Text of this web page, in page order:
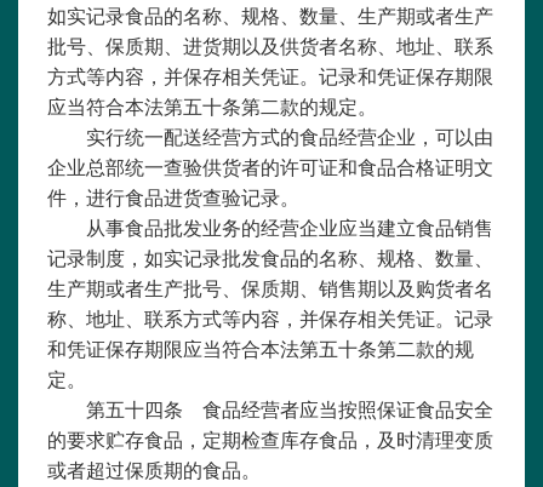
如实记录食品的名称、规格、数量、生产期或者生产
批号、保质期、进货期以及供货者名称、地址、联系
方式等内容，并保存相关凭证。记录和凭证保存期限
应当符合本法第五十条第二款的规定。
实行统一配送经营方式的食品经营企业，可以由
企业总部统一查验供货者的许可证和食品合格证明文
件，进行食品进货查验记录。
从事食品批发业务的经营企业应当建立食品销售
记录制度，如实记录批发食品的名称、规格、数量、
生产期或者生产批号、保质期、销售期以及购货者名
称、地址、联系方式等内容，并保存相关凭证。记录
和凭证保存期限应当符合本法第五十条第二款的规
定。
第五十四条 食品经营者应当按照保证食品安全
的要求贮存食品，定期检查库存食品，及时清理变质
或者超过保质期的食品。